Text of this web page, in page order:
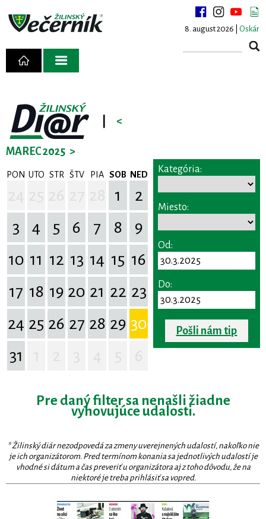
8. august 2026 | Oskár
<
MAREC 2025 >
PON UTO STR ŠTV PIA SOB NED
1
2
3
4 5 6 7 8
9
10 11 12 13 14 15 16
17 18 19 20 21 22 23
24 25 26 27 28 29 30
31
Kategória:
Miesto:
Od:
Do:
Pošli nám tip
Pre daný filter sa nenašli žiadne
vyhovujúce udalosti.
* Žilinský diár nezodpovedá za zmeny uverejnených udalostí, nakoľko nie
je ich organizátorom. Pred termínom konania sa jednotlivých udalostí je
vhodné si dátum a čas preveriť u organizátora aj z toho dôvodu, že na
niektoré je treba prihlásiť sa vopred.